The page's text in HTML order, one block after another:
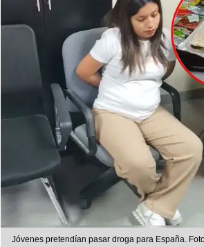
Jóvenes pretendían pasar droga para España.